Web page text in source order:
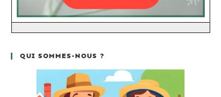
QUI SOMMES-NOUS ?